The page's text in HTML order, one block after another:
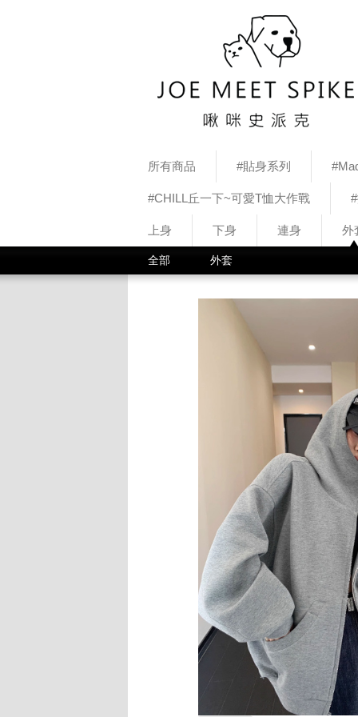
所有商品 #貼身系列
#CHILL丘一下~可愛T恤大作戰
上身 下身 連身 外
全部 外套